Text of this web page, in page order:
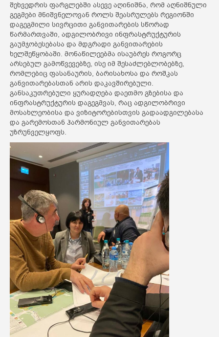
შეხვედრის ფარგლებში ასევე აღინიშნა, რომ აღნიშნული
გეგმები მნიშვნელოვან როლს შეასრულებს რეგიონში
დაგეგმილი სივრცითი განვითარების სწორად
წარმართვაში, ადგილობრივი ინფრასტრუქტურის
გაუმჯობესებასა და მდგრადი განვითარების
ხელშეწყობაში. მონაწილეებმა ისაუბრეს როგორც
არსებულ გამოწვევებზე, ისე იმ შესაძლებლობებზე,
რომლებიც ფასანაურის, ბარისახოსა და როშკას
განვითარებასთან არის დაკავშირებული.
განსაკუთრებული ყურადღება დაეთმო გზებისა და
ინფრასტრუქტურის დაგეგმვას, რაც ადგილობრივი
მოსახლეობისა და ვიზიტორებისთვის გადაადგილებასა
და გარემოსთან ჰარმონიულ განვითარებას
უზრუნველყოფს.